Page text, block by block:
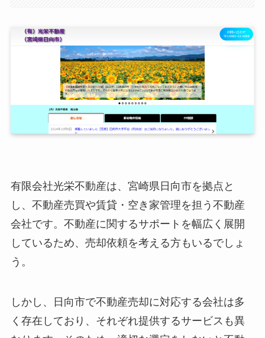
有限会社光栄不動産は、宮崎県日向市を拠点と
し、不動産売買や賃貸・空き家管理を担う不動産
会社です。不動産に関するサポートを幅広く展開
しているため、売却依頼を考える方もいるでしょ
う。
しかし、日向市で不動産売却に対応する会社は多
く存在しており、それぞれ提供するサービスも異